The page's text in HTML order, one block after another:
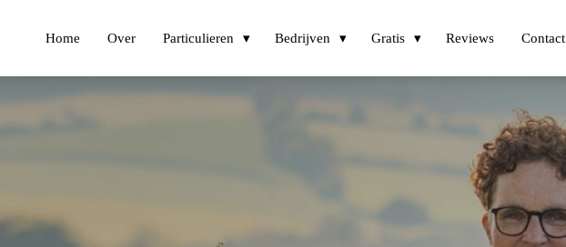
Home Over Particulieren Bedrijven Gratis Reviews Contact